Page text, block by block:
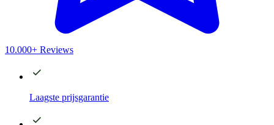
10.000+ Reviews
Laagste prijsgarantie